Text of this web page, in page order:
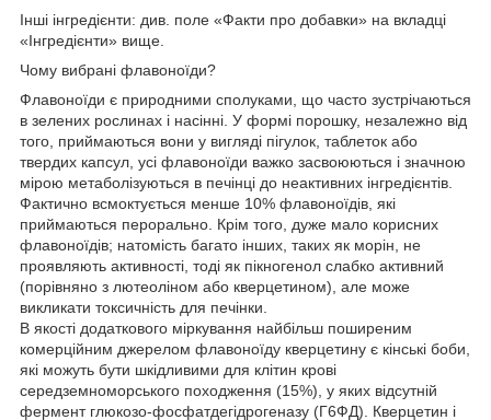
Інші інгредієнти: див. поле «Факти про добавки» на вкладці
«Інгредієнти» вище.
Чому вибрані флавоноїди?
Флавоноїди є природними сполуками, що часто зустрічаються
в зелених рослинах і насінні. У формі порошку, незалежно від
того, приймаються вони у вигляді пігулок, таблеток або
твердих капсул, усі флавоноїди важко засвоюються і значною
мірою метаболізуються в печінці до неактивних інгредієнтів.
Фактично всмоктується менше 10% флавоноїдів, які
приймаються перорально. Крім того, дуже мало корисних
флавоноїдів; натомість багато інших, таких як морін, не
проявляють активності, тоді як пікногенол слабко активний
(порівняно з лютеоліном або кверцетином), але може
викликати токсичність для печінки.
В якості додаткового міркування найбільш поширеним
комерційним джерелом флавоноїду кверцетину є кінські боби,
які можуть бути шкідливими для клітин крові
середземноморського походження (15%), у яких відсутній
фермент глюкозо-фосфатдегідрогеназу (Г6ФД). Кверцетин і